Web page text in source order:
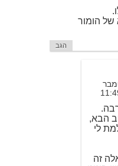
של הומור
הגב
הבא,
לי
זה